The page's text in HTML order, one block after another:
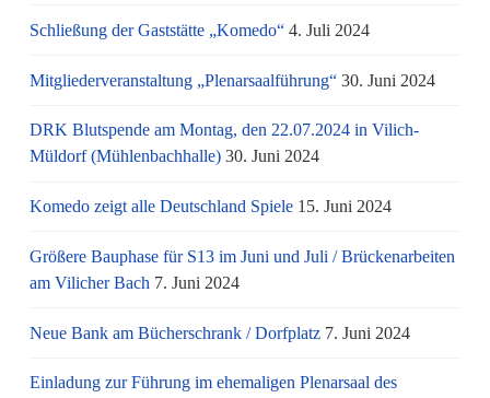
Schließung der Gaststätte „Komedo“ 4. Juli 2024
Mitgliederveranstaltung „Plenarsaalführung“ 30. Juni 2024
DRK Blutspende am Montag, den 22.07.2024 in Vilich-
Müldorf (Mühlenbachhalle) 30. Juni 2024
Komedo zeigt alle Deutschland Spiele 15. Juni 2024
Größere Bauphase für S13 im Juni und Juli / Brü­cken­ar­bei­ten
am Vi­li­cher Bach 7. Juni 2024
Neue Bank am Bücherschrank / Dorfplatz 7. Juni 2024
Einladung zur Führung im ehemaligen Plenarsaal des